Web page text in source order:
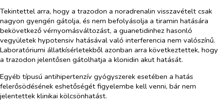
Tekintettel arra, hogy a trazodon a noradrenalin visszavételt csak
nagyon gyengén gátolja, és nem befolyásolja a tiramin hatására
bekövetkező vérnyomásváltozást, a guanetidinhez hasonló
vegyületek hypotensiv hatásával való interferencia nem valószínű.
Laboratóriumi állatkísérletekből azonban arra következtettek, hogy
a trazodon jelentősen gátolhatja a klonidin akut hatását.
Egyéb típusú antihipertenzív gyógyszerek esetében a hatás
felerősödésének eshetőségét figyelembe kell venni, bár nem
jelentettek klinikai kölcsönhatást.